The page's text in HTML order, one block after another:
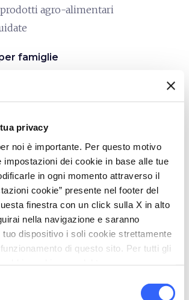
privacy
noi è importante. Per questo motivo
impostazioni dei cookie in base alle tue
in ogni momento attraverso il
cookie” presente nel footer del
finestra con un click sulla X in alto
nella navigazione e saranno
dispositivo i soli cookie strettamente
di questo sito. Per tutti gli
agro-alimentari
famiglie
con esigenze speciali
alimentari